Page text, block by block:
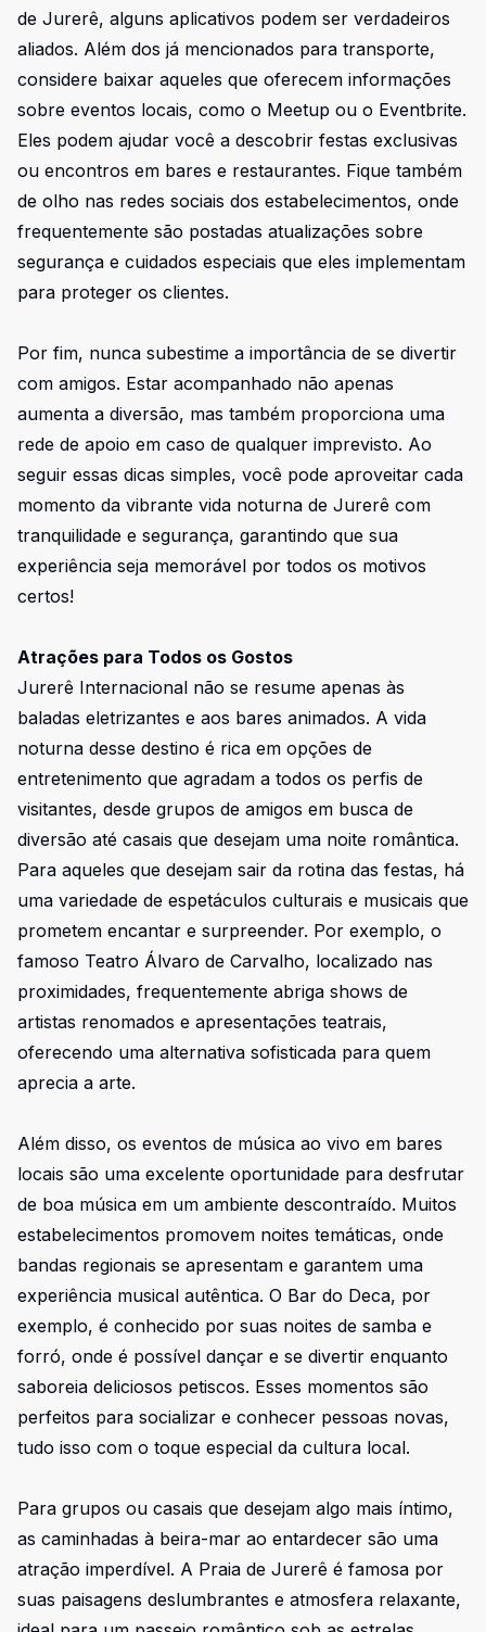
de Jurerê, alguns aplicativos podem ser verdadeiros
aliados. Além dos já mencionados para transporte,
considere baixar aqueles que oferecem informações
sobre eventos locais, como o Meetup ou o Eventbrite.
Eles podem ajudar você a descobrir festas exclusivas
ou encontros em bares e restaurantes. Fique também
de olho nas redes sociais dos estabelecimentos, onde
frequentemente são postadas atualizações sobre
segurança e cuidados especiais que eles implementam
para proteger os clientes.
Por fim, nunca subestime a importância de se divertir
com amigos. Estar acompanhado não apenas
aumenta a diversão, mas também proporciona uma
rede de apoio em caso de qualquer imprevisto. Ao
seguir essas dicas simples, você pode aproveitar cada
momento da vibrante vida noturna de Jurerê com
tranquilidade e segurança, garantindo que sua
experiência seja memorável por todos os motivos
certos!
Atrações para Todos os Gostos
Jurerê Internacional não se resume apenas às
baladas eletrizantes e aos bares animados. A vida
noturna desse destino é rica em opções de
entretenimento que agradam a todos os perfis de
visitantes, desde grupos de amigos em busca de
diversão até casais que desejam uma noite romântica.
Para aqueles que desejam sair da rotina das festas, há
uma variedade de espetáculos culturais e musicais que
prometem encantar e surpreender. Por exemplo, o
famoso Teatro Álvaro de Carvalho, localizado nas
proximidades, frequentemente abriga shows de
artistas renomados e apresentações teatrais,
oferecendo uma alternativa sofisticada para quem
aprecia a arte.
Além disso, os eventos de música ao vivo em bares
locais são uma excelente oportunidade para desfrutar
de boa música em um ambiente descontraído. Muitos
estabelecimentos promovem noites temáticas, onde
bandas regionais se apresentam e garantem uma
experiência musical autêntica. O Bar do Deca, por
exemplo, é conhecido por suas noites de samba e
forró, onde é possível dançar e se divertir enquanto
saboreia deliciosos petiscos. Esses momentos são
perfeitos para socializar e conhecer pessoas novas,
tudo isso com o toque especial da cultura local.
Para grupos ou casais que desejam algo mais íntimo,
as caminhadas à beira-mar ao entardecer são uma
atração imperdível. A Praia de Jurerê é famosa por
suas paisagens deslumbrantes e atmosfera relaxante,